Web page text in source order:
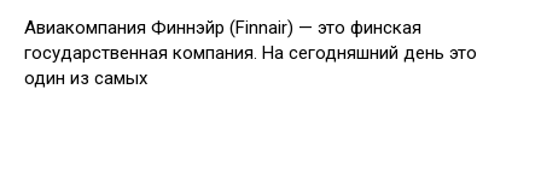
Авиакомпания Финнэйр (Finnair) — это финская
государственная компания. На сегодняшний день это
один из самых